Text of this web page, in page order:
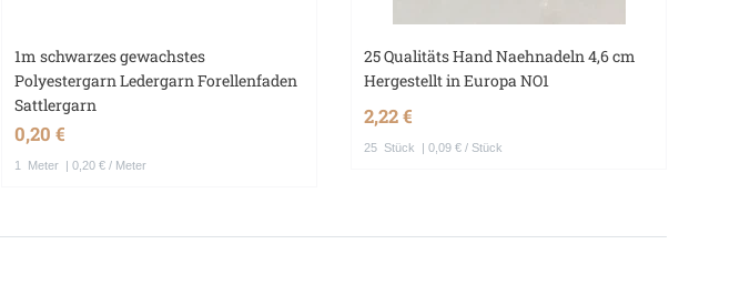
1m schwarzes gewachstes
Polyestergarn Ledergarn Forellenfaden
Sattlergarn
0,20 €
1 Meter | 0,20 € / Meter
25 Qualitäts Hand Naehnadeln 4,6 cm
Hergestellt in Europa NO1
2,22 €
25 Stück | 0,09 € / Stück